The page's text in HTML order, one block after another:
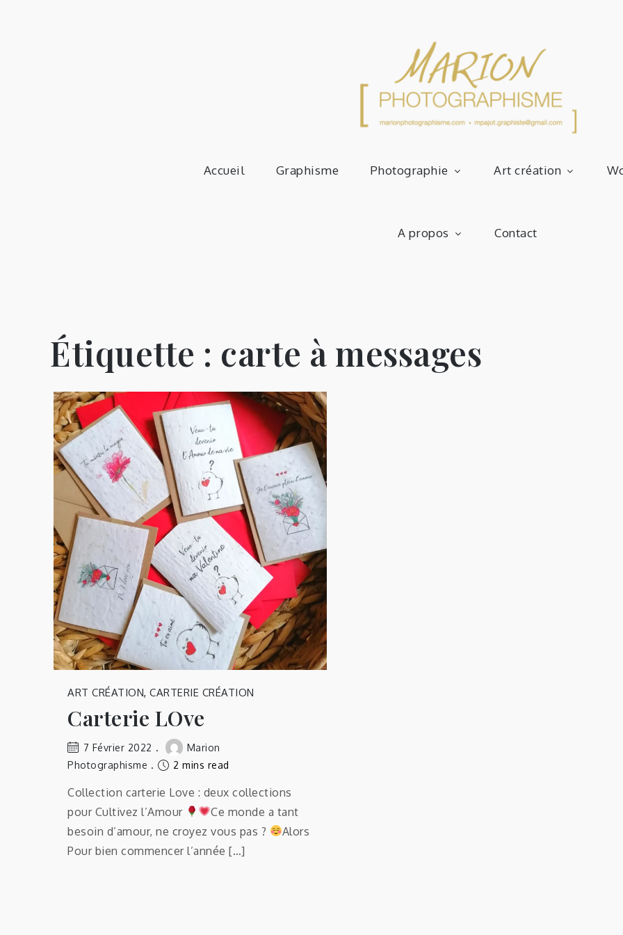
Accueil Graphisme Photographie Art création
A propos Contact
Étiquette : carte à messages
ART CRÉATION, CARTERIE CRÉATION
Carterie LOve
7 Février 2022
Marion
Photographisme
2 mins read
Collection carterie Love : deux collections
pour Cultivez l’Amour
Ce monde a tant
besoin d’amour, ne croyez vous pas ?
Alors
Pour bien commencer l’année […]